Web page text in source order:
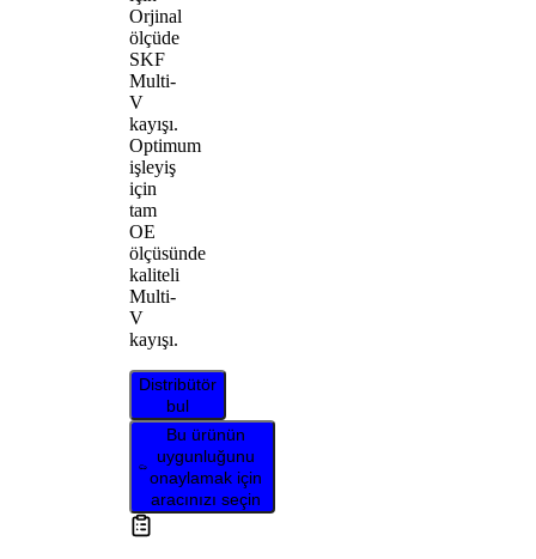
Orjinal
ölçüde
SKF
Multi-
V
kayışı.
Optimum
işleyiş
için
tam
OE
ölçüsünde
kaliteli
Multi-
V
kayışı.
Distribütör
bul
Bu ürünün
uygunluğunu
onaylamak için
aracınızı seçin